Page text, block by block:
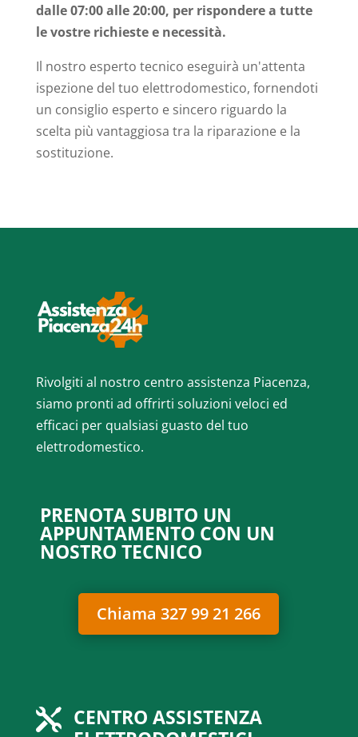
dalle 07:00 alle 20:00, per rispondere a tutte
le vostre richieste e necessità.
Il nostro esperto tecnico eseguirà un'attenta
ispezione del tuo elettrodomestico, fornendoti
un consiglio esperto e sincero riguardo la
scelta più vantaggiosa tra la riparazione e la
sostituzione.
Rivolgiti al nostro centro assistenza Piacenza,
siamo pronti ad offrirti soluzioni veloci ed
efficaci per qualsiasi guasto del tuo
elettrodomestico.
PRENOTA SUBITO UN
APPUNTAMENTO CON UN
NOSTRO TECNICO
Chiama 327 99 21 266
 CENTRO ASSISTENZA